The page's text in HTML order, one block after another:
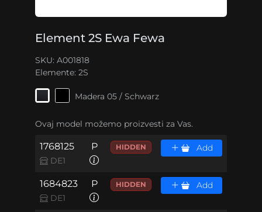
Element 2S Ewa Fewa
SKU: A001818
Elemente: 2S
Madera 05 / Schwarz
Ovaj model možemo proizvesti za Vas.
1768125
DE1
P HIDDEN Add
1684823
DE1
P HIDDEN Add